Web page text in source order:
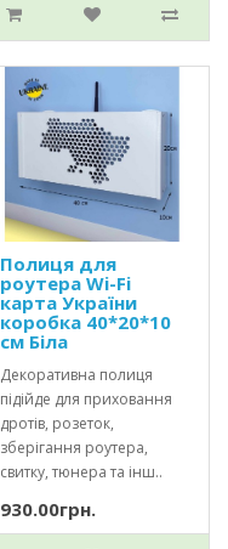
Полиця для
роутера Wi-Fi
карта України
коробка 40*20*10
см Біла
Декоративна полиця
підійде для приховання
дротів, розеток,
зберігання роутера,
свитку, тюнера та інш..
930.00грн.